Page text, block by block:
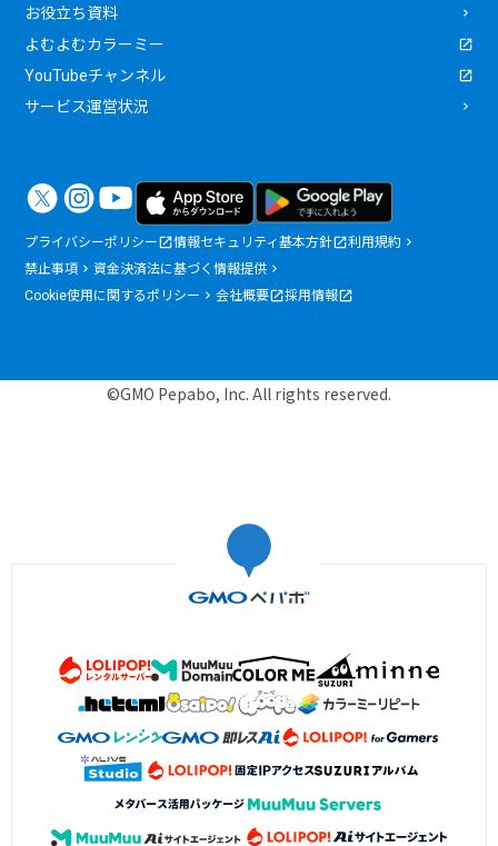
お役立ち資料
よむよむカラーミー
YouTubeチャンネル
サービス運営状況
プライバシーポリシー 情報セキュリティ基本方針
利用規約
禁止事項
資金決済法に基づく情報提供
Cookie使用に関するポリシー
会社概要 採用情報
©GMO Pepabo, Inc. All rights reserved.